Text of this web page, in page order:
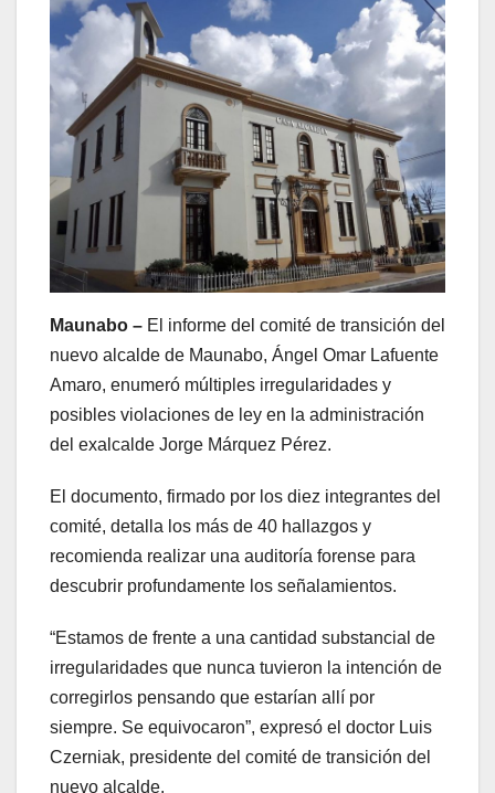
Maunabo – El informe del comité de transición del
nuevo alcalde de Maunabo, Ángel Omar Lafuente
Amaro, enumeró múltiples irregularidades y
posibles violaciones de ley en la administración
del exalcalde Jorge Márquez Pérez.
El documento, firmado por los diez integrantes del
comité, detalla los más de 40 hallazgos y
recomienda realizar una auditoría forense para
descubrir profundamente los señalamientos.
“Estamos de frente a una cantidad substancial de
irregularidades que nunca tuvieron la intención de
corregirlos pensando que estarían allí por
siempre. Se equivocaron”, expresó el doctor Luis
Czerniak, presidente del comité de transición del
nuevo alcalde.